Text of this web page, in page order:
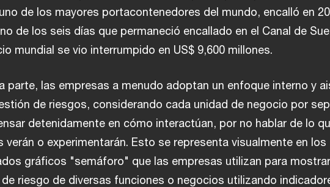
de los mayores portacontenedores del mundo, encalló en
de los seis días que permaneció encallado en el Canal de
mundial se vio interrumpido en US$ 9,600 millones.
parte, las empresas a menudo adoptan un enfoque interno y
de riesgos, considerando cada unidad de negocio por
detenidamente en cómo interactúan, por no hablar de lo
verán o experimentarán. Esto se representa visualmente en los
gráficos "semáforo" que las empresas utilizan para
de riesgo de diversas funciones o negocios utilizando